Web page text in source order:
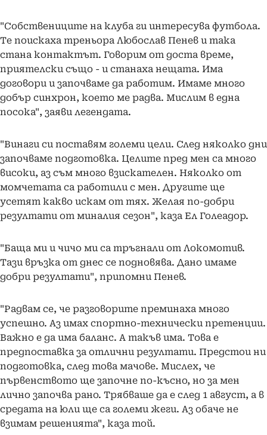
"Собствениците на клуба ги интересува футбола.
Те поискаха треньора Любослав Пенев и така
стана контактът. Говорим от доста време,
приятелски също - и станаха нещата. Има
договори и започваме да работим. Имаме много
добър синхрон, което ме радва. Мислим в една
посока", заяви легендата.
"Винаги си поставям големи цели. След няколко дни
започваме подготовка. Целите пред мен са много
високи, аз съм много взискателен. Няколко от
момчетата са работили с мен. Другите ще
усетят какво искам от тях. Желая по-добри
резултати от миналия сезон", каза Ел Голеадор.
"Баща ми и чичо ми са тръгнали от Локомотив.
Тази връзка от днес се подновява. Дано имаме
добри резултати", припомни Пенев.
"Радвам се, че разговорите преминаха много
успешно. Аз имах спортно-технически претенции.
Важно е да има баланс. А такъв има. Това е
предпоставка за отлични резултати. Предстои ни
подготовка, след това мачове. Мислех, че
първенството ще започне по-късно, но за мен
лично започва рано. Трябваше да е след 1 август, а в
средата на юли ще са големи жеги. Аз обаче не
взимам решенията", каза той.